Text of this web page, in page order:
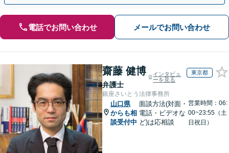
電話でお問い合わせ メールでお問い合わせ
齋藤 健博
弁護士
インタビュ
ーを見る
東京都
銀座さいとう法律事務所
山口県
からも相
談受付中
面談方法(対面・
電話・ビデオな
ど)は応相談
営業時間：06:
00~23:55（土
日祝日）